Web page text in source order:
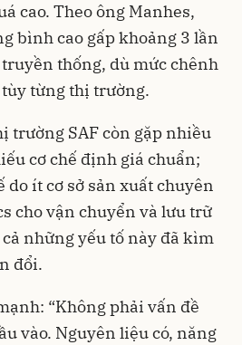
cao. Theo ông Manhes,
bình cao gấp khoảng 3 lần
thống, dù mức chênh
từng thị trường.
trường SAF còn gặp nhiều
cơ chế định giá chuẩn;
do ít cơ sở sản xuất chuyên
cho vận chuyển và lưu trữ
những yếu tố này đã kìm
đổi.
“Không phải vấn đề
vào. Nguyên liệu có, năng